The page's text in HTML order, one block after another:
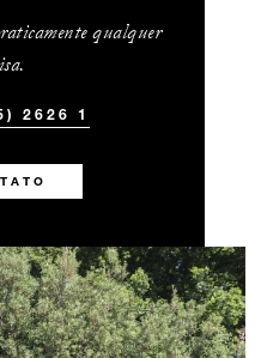
qualquer
2626 1